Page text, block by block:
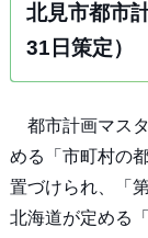
北見市都市
31日策定）
都市計画マス
める「市町村の
置づけられ、「
北海道が定める